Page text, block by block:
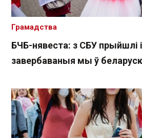
БЧБ-нявеста: з СБУ прыйшлі
завербаваныя мы ў
Грамадства